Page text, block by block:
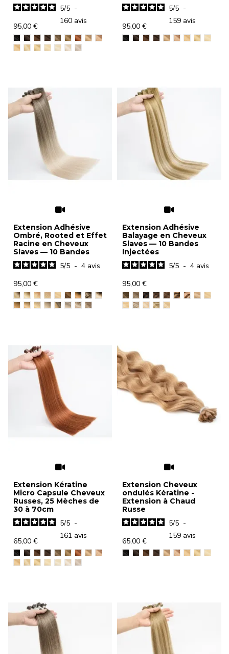
5/5 -
160 avis
95,00 €
5/5 -
159 avis
95,00 €
Extension Adhésive
Ombré, Rooted et Effet
Racine en Cheveux
Slaves — 10 Bandes
5/5 - 4 avis
95,00 €
Extension Adhésive
Balayage en Cheveux
Slaves — 10 Bandes
Injectées
5/5 - 4 avis
95,00 €
Extension Kératine
Micro Capsule Cheveux
Russes, 25 Mèches de
30 à 70cm
5/5 -
161 avis
65,00 €
Extension Cheveux
ondulés Kératine -
Extension à Chaud
Russe
5/5 -
159 avis
65,00 €